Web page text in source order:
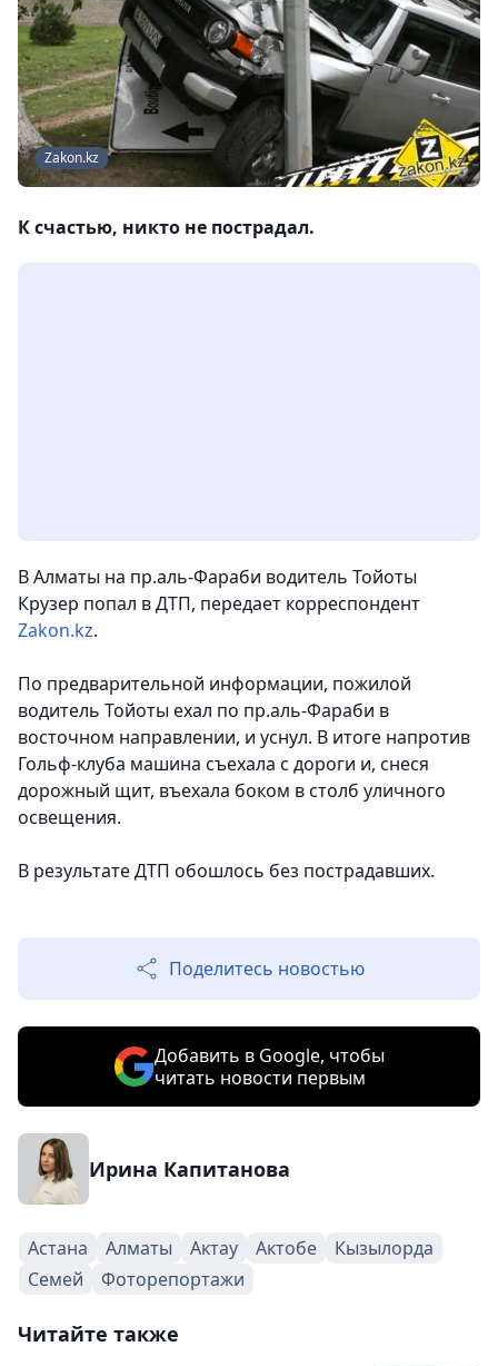
Zakon.kz
К счастью, никто не пострадал.
В Алматы на пр.аль-Фараби водитель Тойоты
Крузер попал в ДТП, передает корреспондент
Zakon.kz.
По предварительной информации, пожилой
водитель Тойоты ехал по пр.аль-Фараби в
восточном направлении, и уснул. В итоге напротив
Гольф-клуба машина съехала с дороги и, снеся
дорожный щит, въехала боком в столб уличного
освещения.
В результате ДТП обошлось без пострадавших.
Поделитесь новостью
Добавить в Google, чтобы
читать новости первым
Ирина Капитанова
Астана Алматы Актау Актобе
Кызылорда
Семей
Фоторепортажи
Читайте также